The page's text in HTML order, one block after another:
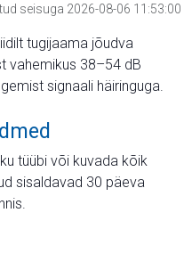
seisuga 2026-08-06 11:53:00
tugijaama jõudva
vahemikus 38–54 dB
signaali häiringuga.
tüübi või kuvada kõik
sisaldavad 30 päeva